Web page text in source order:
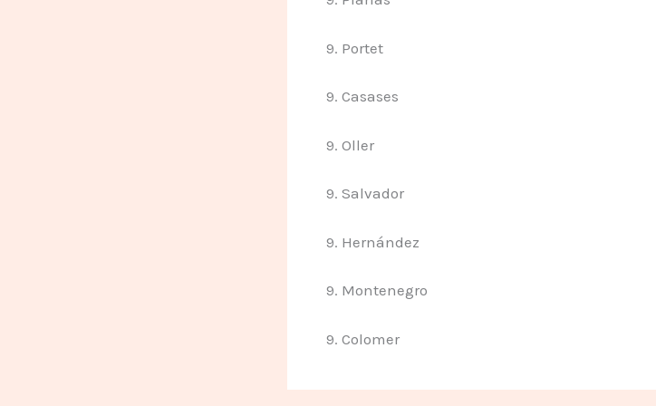
9. Portet
9. Casases
9. Oller
9. Salvador
9. Hernández
9. Montenegro
9. Colomer